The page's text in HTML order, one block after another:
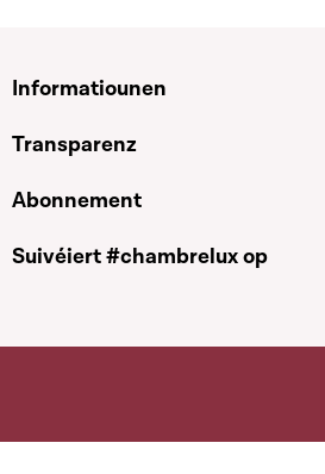
Informatiounen
Transparenz
Abonnement
Suivéiert #chambrelux op